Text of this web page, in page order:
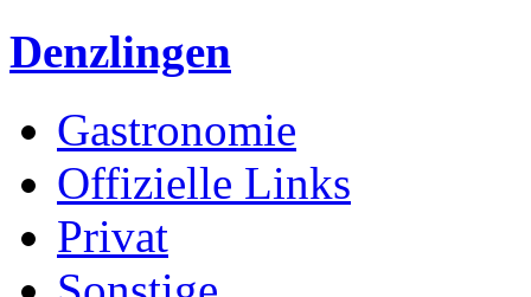
Denzlingen
Gastronomie
Offizielle Links
Privat